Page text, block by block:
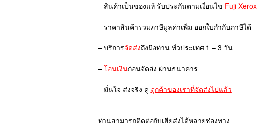
– สินค้าเป็นของแท้ รับประกันตามเงื่อนไข Fuji Xerox
– ราคาสินค้ารวมภาษีมูลค่าเพิ่ม ออกใบกำกับภาษีได้
– บริการจัดส่งถึงมือท่าน ทั่วประเทศ 1 – 3 วัน
– โอนเงินก่อนจัดส่ง ผ่านธนาคาร
– มั่นใจ ส่งจริง ดู ลูกค้าของเราที่จัดส่งไปแล้ว
ท่านสามารถติดต่อกับเฮียส่งได้หลายช่องทาง